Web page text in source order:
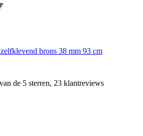
brons 38 mm 93 cm
de 5 sterren, 23 klantreviews